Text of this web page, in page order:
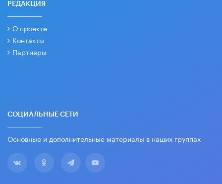
РЕДАКЦИЯ
О проекте
Контакты
Партнеры
СОЦИАЛЬНЫЕ СЕТИ
Основные и дополнительные материалы в наших группах